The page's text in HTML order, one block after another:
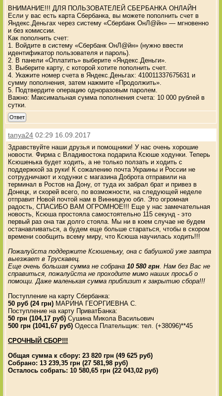
ВНИМАНИЕ!!! ДЛЯ ПОЛЬЗОВАТЕЛЕЙ СБЕРБАНКА ОНЛАЙН
Если у вас есть карта Сбербанка, вы можете пополнить счет в
Яндекс.Деньгах через систему «Сбербанк ОнЛ@йн» — мгновенно
и без комиссии.
Как пополнить счет:
1. Войдите в систему «Сбербанк ОнЛ@йн» (нужно ввести
идентификатор пользователя и пароль).
2. В панели «Оплатить» выберите «Яндекс.Деньги».
3. Выберите карту, с которой хотите пополнить счет.
4. Укажите номер счета в Яндекс.Деньгах: 410011337675631 и
сумму пополнения, затем нажмите «Продолжить».
5. Подтвердите операцию одноразовым паролем.
Важно: Максимальная сумма пополнения счета: 10 000 рублей в
сутки.
Ответ
tanya24 02:29 16.09.2017
Здравствуйте наши друзья и помощники! У нас очень хорошие
новости. Фирма с Владивостока подарила Ксюше ходунки. Теперь
Ксюшенька будет ходить, а не только ползать и ходить с
поддержкой за руки! К сожалению почта Украины и России не
сотрудничают и ходунки с магазина Доброта отправили на
терминал в Ростов на Дону, от туда их забрал брат и привез в
Донецк, и скорей всего, по возможности, на следующей неделе
отправит Новой почтой нам в Винницкую обл. Это огромная
радость, СПАСИБО ВАМ ОГРОМНОЕ!!! Еще у нас замечательная
новость, Ксюша простояла самостоятельно 115 секунд - это
первый раз она так долго стояла. Мы ни в коем случае не будем
останавливаться, а будем еще больше стараться, чтобы в скором
времени сообщить всему миру, что Ксюша научилась ходить!!!
Пожалуйста поддержите Ксюшеньку, она с бабушкой уже завтра
выезжает в Трускавец.
Еще очень большая сумма не собрана10 580 грн . Нам без Вас не
справиться, пожалуйста не проходите мимо наших просьб о
помощи. Даже маленькая сумма приблизит к закрытию сбора!!!
Поступление на карту Сбербанка:
50 руб (24 грн) МАРИНА ГЕОРГИЕВНА С.
Поступление на карту ПриватБанка:
50 грн (104,17 руб) Сушина Микола Васильович
500 грн (1041,67 руб) Одесса Плательщик: тел. (+38096)**45
СРОЧНЫЙ СБОР!!!
Общая сумма к сбору: 23 820 грн (49 625 руб)
Собрано: 13 239,35 грн (27 581,98 руб)
Осталось собрать: 10 580,65 грн (22 043,02 руб)